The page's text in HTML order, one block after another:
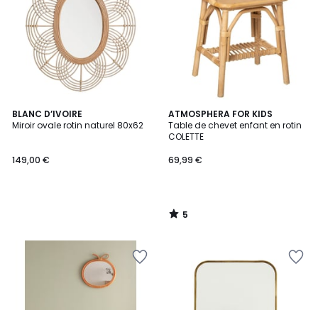
BLANC D’IVOIRE
Miroir ovale rotin naturel 80x62
149,00 €
ATMOSPHERA FOR KIDS
Table de chevet enfant en rotin
COLETTE
69,99 €
5
/
5
5
/